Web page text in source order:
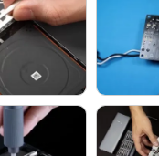
полную
обновить
время, установка
снизить
мы гарантируем